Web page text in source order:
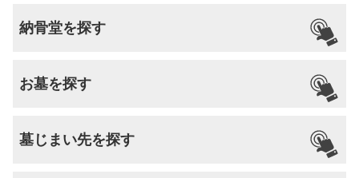
納骨堂を探す
お墓を探す
墓じまい先を探す